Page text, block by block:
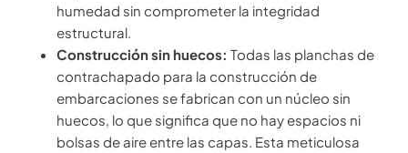
humedad sin comprometer la integridad
estructural.
Construcción sin huecos: Todas las planchas de
contrachapado para la construcción de
embarcaciones se fabrican con un núcleo sin
huecos, lo que significa que no hay espacios ni
bolsas de aire entre las capas. Esta meticulosa